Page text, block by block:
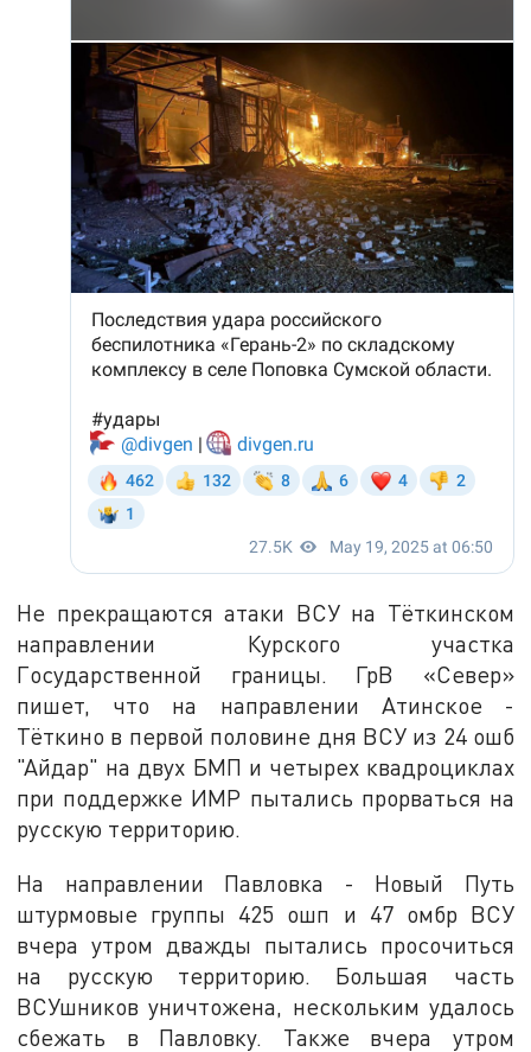
Не прекращаются атаки ВСУ на Тёткинском
направлении Курского участка
Государственной границы. ГрВ «Север»
пишет, что на направлении Атинское -
Тёткино в первой половине дня ВСУ из 24 ошб
"Айдар" на двух БМП и четырех квадроциклах
при поддержке ИМР пытались прорваться на
русскую территорию.
На направлении Павловка - Новый Путь
штурмовые группы 425 ошп и 47 омбр ВСУ
вчера утром дважды пытались просочиться
на русскую территорию. Большая часть
ВСУшников уничтожена, нескольким удалось
сбежать в Павловку. Также вчера утром